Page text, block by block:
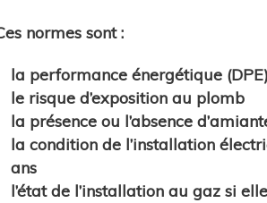
normes sont :
la performance énergétique (DPE)
le risque d’exposition au plomb
la présence ou l’absence d’
la condition de l’installation
ans
l’état de l’installation au gaz si